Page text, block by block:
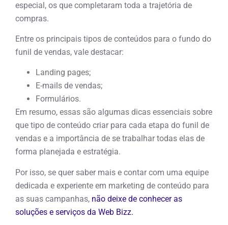
especial, os que completaram toda a trajetória de
compras.
Entre os principais tipos de conteúdos para o fundo do
funil de vendas, vale destacar:
Landing pages;
E-mails de vendas;
Formulários.
Em resumo, essas são algumas dicas essenciais sobre
que tipo de conteúdo criar para cada etapa do funil de
vendas e a importância de se trabalhar todas elas de
forma planejada e estratégia.
Por isso, se quer saber mais e contar com uma equipe
dedicada e experiente em marketing de conteúdo para
as suas campanhas, não deixe de conhecer as
soluções e serviços da Web Bizz.